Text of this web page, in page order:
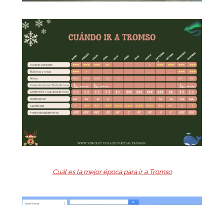
Cuál es la mejor época para ir a Tromso